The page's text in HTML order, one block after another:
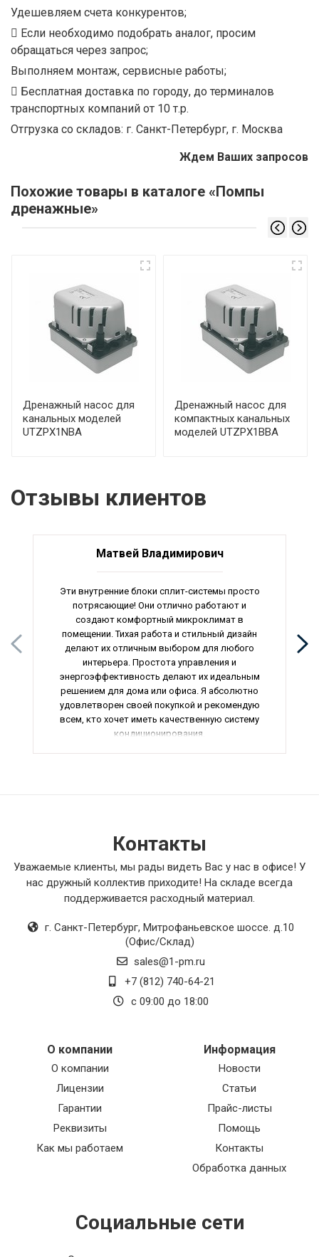
Удешевляем счета конкурентов;
Если необходимо подобрать аналог, просим
обращаться через запрос;
Выполняем монтаж, сервисные работы;
Бесплатная доставка по городу, до терминалов
транспортных компаний от 10 т.р.
Отгрузка со складов: г. Санкт-Петербург, г. Москва
Ждем Ваших запросов
Похожие товары в каталоге «Помпы
дренажные»
Дренажный насос для
канальных моделей
UTZPX1NBA
Дренажный насос для
компактных канальных
моделей UTZPX1BBA
Отзывы клиентов
Матвей Владимирович
Эти внутренние блоки сплит-системы просто
потрясающие! Они отлично работают и
создают комфортный микроклимат в
помещении. Тихая работа и стильный дизайн
делают их отличным выбором для любого
интерьера. Простота управления и
энергоэффективность делают их идеальным
решением для дома или офиса. Я абсолютно
удовлетворен своей покупкой и рекомендую
всем, кто хочет иметь качественную систему
кондиционирования.
Контакты
Уважаемые клиенты, мы рады видеть Вас у нас в офисе! У
нас дружный коллектив приходите! На складе всегда
поддерживается расходный материал.
г. Санкт-Петербург, Митрофаньевское шоссе. д.10
(Офис/Склад)
sales@1-pm.ru
+7 (812) 740-64-21
с 09:00 до 18:00
О компании
О компании
Лицензии
Гарантии
Реквизиты
Как мы работаем
Информация
Новости
Статьи
Прайс-листы
Помощь
Контакты
Обработка данных
Социальные сети